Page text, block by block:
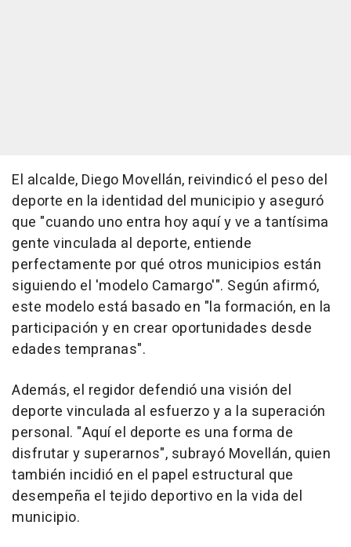
El alcalde, Diego Movellán, reivindicó el peso del
deporte en la identidad del municipio y aseguró
que "cuando uno entra hoy aquí y ve a tantísima
gente vinculada al deporte, entiende
perfectamente por qué otros municipios están
siguiendo el 'modelo Camargo'". Según afirmó,
este modelo está basado en "la formación, en la
participación y en crear oportunidades desde
edades tempranas".
Además, el regidor defendió una visión del
deporte vinculada al esfuerzo y a la superación
personal. "Aquí el deporte es una forma de
disfrutar y superarnos", subrayó Movellán, quien
también incidió en el papel estructural que
desempeña el tejido deportivo en la vida del
municipio.